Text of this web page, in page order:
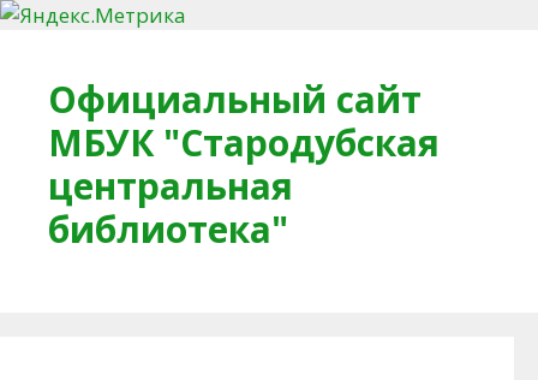
Официальный сайт
МБУК "Стародубская
центральная
библиотека"